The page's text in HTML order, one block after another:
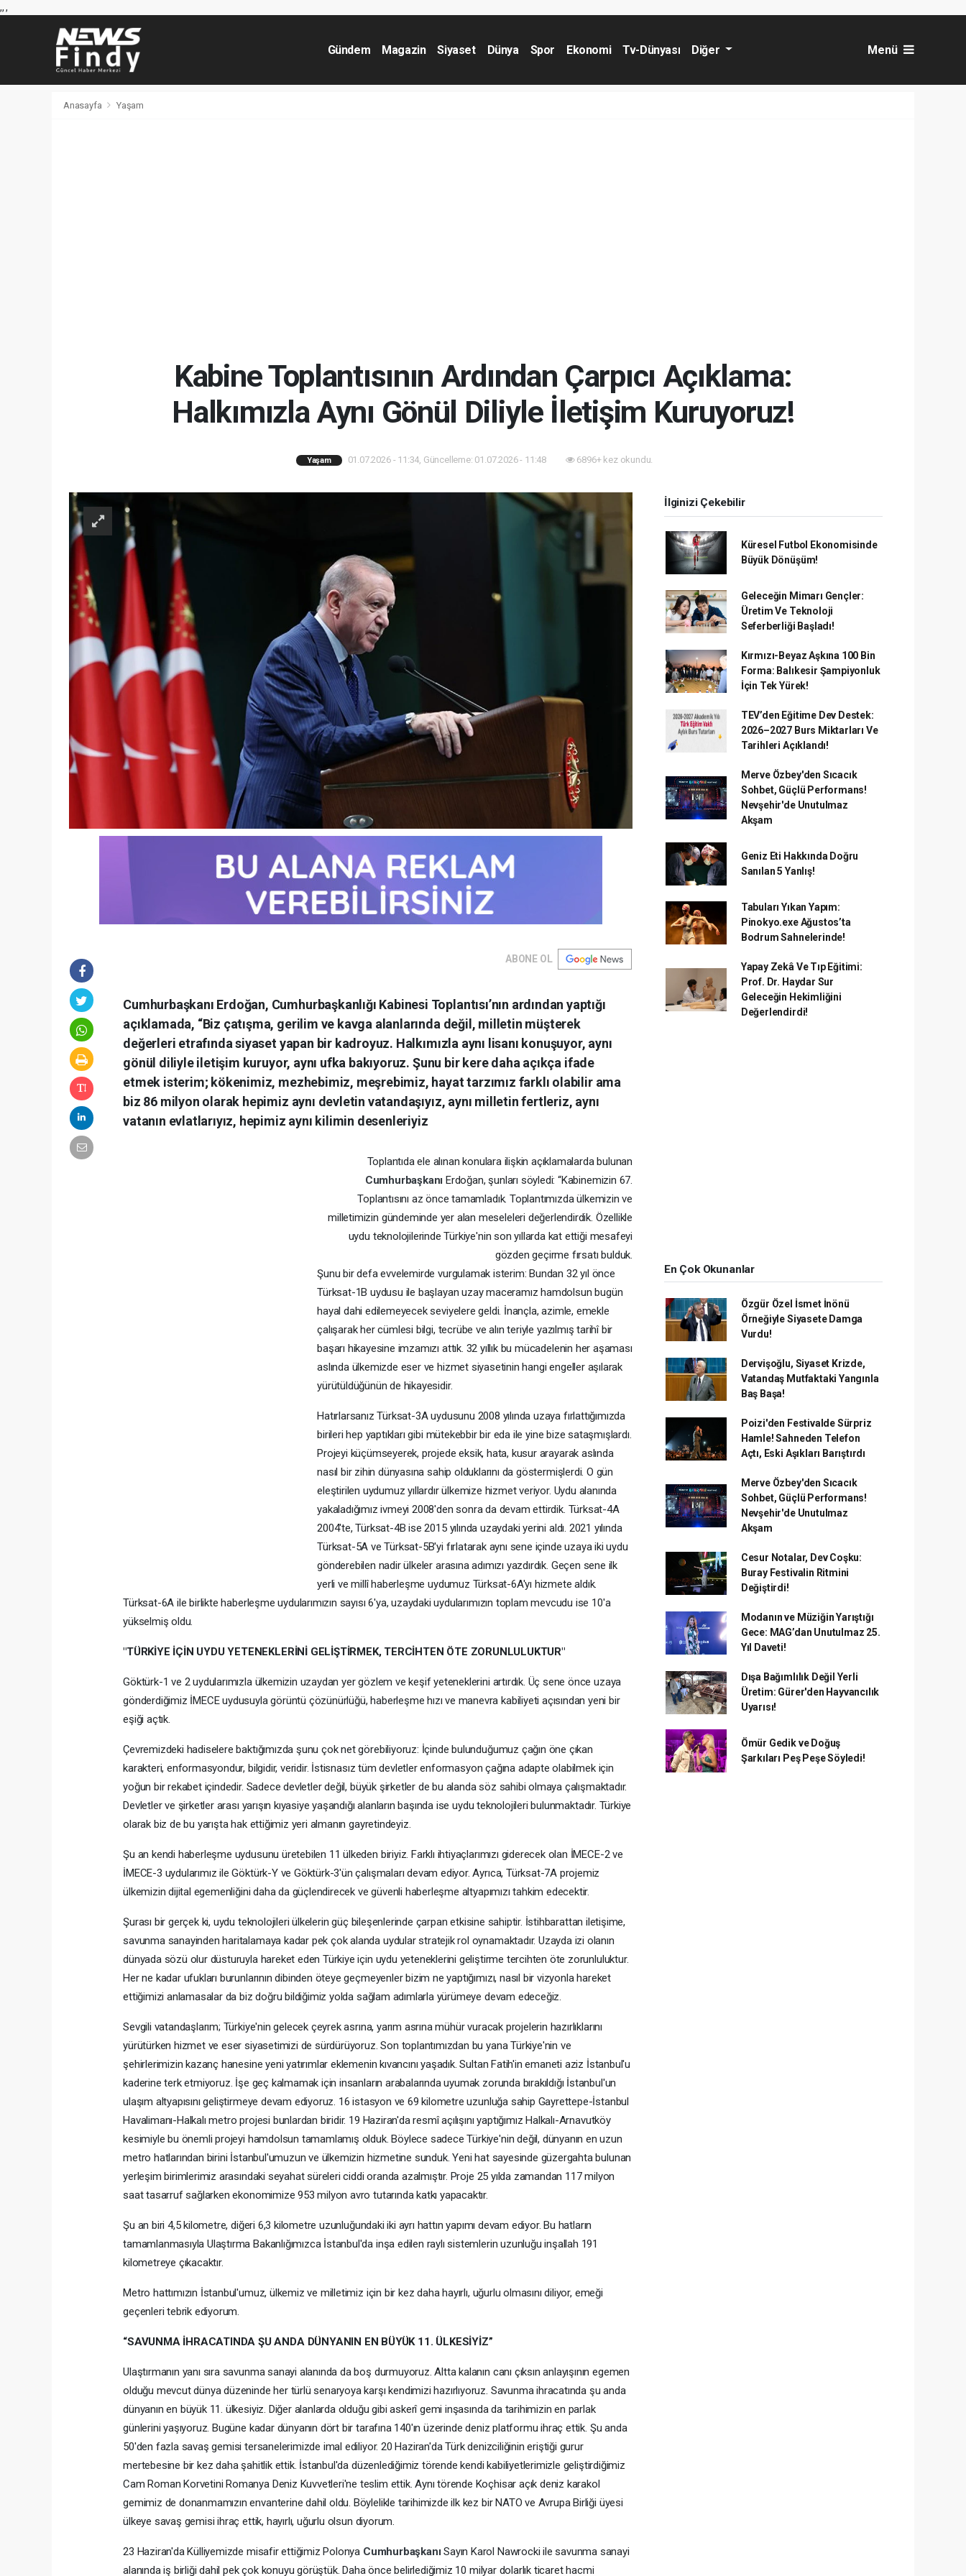
,,,
Gündem Magazin Siyaset Dünya Spor Ekonomi Tv-Dünyası Diğer Menü
Anasayfa Yaşam
Kabine Toplantısının Ardından Çarpıcı Açıklama:
Halkımızla Aynı Gönül Diliyle İletişim Kuruyoruz!
Yaşam 01.07.2026 - 11:34, Güncelleme: 01.07.2026 - 11:48 6896+ kez okundu.
ABONE OL
Cumhurbaşkanı Erdoğan, Cumhurbaşkanlığı Kabinesi Toplantısı’nın ardından yaptığı
açıklamada, “Biz çatışma, gerilim ve kavga alanlarında değil, milletin müşterek
değerleri etrafında siyaset yapan bir kadroyuz. Halkımızla aynı lisanı konuşuyor, aynı
gönül diliyle iletişim kuruyor, aynı ufka bakıyoruz. Şunu bir kere daha açıkça ifade
etmek isterim; kökenimiz, mezhebimiz, meşrebimiz, hayat tarzımız farklı olabilir ama
biz 86 milyon olarak hepimiz aynı devletin vatandaşıyız, aynı milletin fertleriz, aynı
vatanın evlatlarıyız, hepimiz aynı kilimin desenleriyiz
Toplantıda ele alınan konulara ilişkin açıklamalarda bulunan
CumhurbaşkanıErdoğan, şunları söyledi: “Kabinemizin 67.
Toplantısını az önce tamamladık. Toplantımızda ülkemizin ve
milletimizin gündeminde yer alan meseleleri değerlendirdik. Özellikle
uydu teknolojilerinde Türkiye'nin son yıllarda kat ettiği mesafeyi
gözden geçirme fırsatı bulduk.
Şunu bir defa evvelemirde vurgulamak isterim: Bundan 32 yıl önce
Türksat-1B uydusu ile başlayan uzay maceramız hamdolsun bugün
hayal dahi edilemeyecek seviyelere geldi. İnançla, azimle, emekle
çalışarak her cümlesi bilgi, tecrübe ve alın teriyle yazılmış tarihî bir
başarı hikayesine imzamızı attık. 32 yıllık bu mücadelenin her aşaması
aslında ülkemizde eser ve hizmet siyasetinin hangi engeller aşılarak
yürütüldüğünün de hikayesidir.
Hatırlarsanız Türksat-3A uydusunu 2008 yılında uzaya fırlattığımızda
birileri hep yaptıkları gibi mütekebbir bir eda ile yine bize sataşmışlardı.
Projeyi küçümseyerek, projede eksik, hata, kusur arayarak aslında
nasıl bir zihin dünyasına sahip olduklarını da göstermişlerdi. O gün
eleştirilen uydumuz yıllardır ülkemize hizmet veriyor. Uydu alanında
yakaladığımız ivmeyi 2008'den sonra da devam ettirdik. Türksat-4A
2004'te, Türksat-4B ise 2015 yılında uzaydaki yerini aldı. 2021 yılında
Türksat-5A ve Türksat-5B'yi fırlatarak aynı sene içinde uzaya iki uydu
gönderebilen nadir ülkeler arasına adımızı yazdırdık. Geçen sene ilk
yerli ve millî haberleşme uydumuz Türksat-6A'yı hizmete aldık.
Türksat-6A ile birlikte haberleşme uydularımızın sayısı 6'ya, uzaydaki uydularımızın toplam mevcudu ise 10'a
yükselmiş oldu.
"TÜRKİYE İÇİN UYDU YETENEKLERİNİ GELİŞTİRMEK, TERCİHTEN ÖTE ZORUNLULUKTUR"
Göktürk-1 ve 2 uydularımızla ülkemizin uzaydan yer gözlem ve keşif yeteneklerini artırdık. Üç sene önce uzaya
gönderdiğimiz İMECE uydusuyla görüntü çözünürlüğü, haberleşme hızı ve manevra kabiliyeti açısından yeni bir
eşiği açtık.
Çevremizdeki hadiselere baktığımızda şunu çok net görebiliyoruz: İçinde bulunduğumuz çağın öne çıkan
karakteri, enformasyondur, bilgidir, veridir. İstisnasız tüm devletler enformasyon çağına adapte olabilmek için
yoğun bir rekabet içindedir. Sadece devletler değil, büyük şirketler de bu alanda söz sahibi olmaya çalışmaktadır.
Devletler ve şirketler arası yarışın kıyasiye yaşandığı alanların başında ise uydu teknolojileri bulunmaktadır. Türkiye
olarak biz de bu yarışta hak ettiğimiz yeri almanın gayretindeyiz.
Şu an kendi haberleşme uydusunu üretebilen 11 ülkeden biriyiz. Farklı ihtiyaçlarımızı giderecek olan İMECE-2 ve
İMECE-3 uydularımız ile Göktürk-Y ve Göktürk-3'ün çalışmaları devam ediyor. Ayrıca, Türksat-7A projemiz
ülkemizin dijital egemenliğini daha da güçlendirecek ve güvenli haberleşme altyapımızı tahkim edecektir.
Şurası bir gerçek ki, uydu teknolojileri ülkelerin güç bileşenlerinde çarpan etkisine sahiptir. İstihbarattan iletişime,
savunma sanayinden haritalamaya kadar pek çok alanda uydular stratejik rol oynamaktadır. Uzayda izi olanın
dünyada sözü olur düsturuyla hareket eden Türkiye için uydu yeteneklerini geliştirme tercihten öte zorunluluktur.
Her ne kadar ufukları burunlarının dibinden öteye geçmeyenler bizim ne yaptığımızı, nasıl bir vizyonla hareket
ettiğimizi anlamasalar da biz doğru bildiğimiz yolda sağlam adımlarla yürümeye devam edeceğiz.
Sevgili vatandaşlarım; Türkiye'nin gelecek çeyrek asrına, yarım asrına mühür vuracak projelerin hazırlıklarını
yürütürken hizmet ve eser siyasetimizi de sürdürüyoruz. Son toplantımızdan bu yana Türkiye'nin ve
şehirlerimizin kazanç hanesine yeni yatırımlar eklemenin kıvancını yaşadık. Sultan Fatih'in emaneti aziz İstanbul'u
kaderine terk etmiyoruz. İşe geç kalmamak için insanların arabalarında uyumak zorunda bırakıldığı İstanbul'un
ulaşım altyapısını geliştirmeye devam ediyoruz. 16 istasyon ve 69 kilometre uzunluğa sahip Gayrettepe-İstanbul
Havalimanı-Halkalı metro projesi bunlardan biridir. 19 Haziran'da resmî açılışını yaptığımız Halkalı-Arnavutköy
kesimiyle bu önemli projeyi hamdolsun tamamlamış olduk. Böylece sadece Türkiye'nin değil, dünyanın en uzun
metro hatlarından birini İstanbul'umuzun ve ülkemizin hizmetine sunduk. Yeni hat sayesinde güzergahta bulunan
yerleşim birimlerimiz arasındaki seyahat süreleri ciddi oranda azalmıştır. Proje 25 yılda zamandan 117 milyon
saat tasarruf sağlarken ekonomimize 953 milyon avro tutarında katkı yapacaktır.
Şu an biri 4,5 kilometre, diğeri 6,3 kilometre uzunluğundaki iki ayrı hattın yapımı devam ediyor. Bu hatların
tamamlanmasıyla Ulaştırma Bakanlığımızca İstanbul'da inşa edilen raylı sistemlerin uzunluğu inşallah 191
kilometreye çıkacaktır.
Metro hattımızın İstanbul'umuz, ülkemiz ve milletimiz için bir kez daha hayırlı, uğurlu olmasını diliyor, emeği
geçenleri tebrik ediyorum.
“SAVUNMA İHRACATINDA ŞU ANDA DÜNYANIN EN BÜYÜK 11. ÜLKESİYİZ”
Ulaştırmanın yanı sıra savunma sanayi alanında da boş durmuyoruz. Altta kalanın canı çıksın anlayışının egemen
olduğu mevcut dünya düzeninde her türlü senaryoya karşı kendimizi hazırlıyoruz. Savunma ihracatında şu anda
dünyanın en büyük 11. ülkesiyiz. Diğer alanlarda olduğu gibi askerî gemi inşasında da tarihimizin en parlak
günlerini yaşıyoruz. Bugüne kadar dünyanın dört bir tarafına 140'ın üzerinde deniz platformu ihraç ettik. Şu anda
50'den fazla savaş gemisi tersanelerimizde imal ediliyor. 20 Haziran'da Türk denizciliğinin eriştiği gurur
mertebesine bir kez daha şahitlik ettik. İstanbul'da düzenlediğimiz törende kendi kabiliyetlerimizle geliştirdiğimiz
Cam Roman Korvetini Romanya Deniz Kuvvetleri'ne teslim ettik. Aynı törende Koçhisar açık deniz karakol
gemimiz de donanmamızın envanterine dahil oldu. Böylelikle tarihimizde ilk kez bir NATO ve Avrupa Birliği üyesi
ülkeye savaş gemisi ihraç ettik, hayırlı, uğurlu olsun diyorum.
23 Haziran'da Külliyemizde misafir ettiğimiz Polonya CumhurbaşkanıSayın Karol Nawrocki ile savunma sanayi
alanında iş birliği dahil pek çok konuyu görüştük. Daha önce belirlediğimiz 10 milyar dolarlık ticaret hacmi
İlginizi Çekebilir
Küresel Futbol Ekonomisinde
Büyük Dönüşüm!
Geleceğin Mimarı Gençler:
Üretim Ve Teknoloji
Seferberliği Başladı!
Kırmızı-Beyaz Aşkına 100 Bin
Forma: Balıkesir Şampiyonluk
İçin Tek Yürek!
TEV’den Eğitime Dev Destek:
2026–2027 Burs Miktarları Ve
Tarihleri Açıklandı!
Merve Özbey'den Sıcacık
Sohbet, Güçlü Performans!
Nevşehir'de Unutulmaz
Akşam
Geniz Eti Hakkında Doğru
Sanılan 5 Yanlış!
Tabuları Yıkan Yapım:
Pinokyo.exe Ağustos’ta
Bodrum Sahnelerinde!
Yapay Zekâ Ve Tıp Eğitimi:
Prof. Dr. Haydar Sur
Geleceğin Hekimliğini
Değerlendirdi!
En Çok Okunanlar
Özgür Özel İsmet İnönü
Örneğiyle Siyasete Damga
Vurdu!
Dervişoğlu, Siyaset Krizde,
Vatandaş Mutfaktaki Yangınla
Baş Başa!
Poizi'den Festivalde Sürpriz
Hamle! Sahneden Telefon
Açtı, Eski Aşıkları Barıştırdı
Merve Özbey'den Sıcacık
Sohbet, Güçlü Performans!
Nevşehir'de Unutulmaz
Akşam
Cesur Notalar, Dev Coşku:
Buray Festivalin Ritmini
Değiştirdi!
Modanın ve Müziğin Yarıştığı
Gece: MAG’dan Unutulmaz 25.
Yıl Daveti!
Dışa Bağımlılık Değil Yerli
Üretim: Gürer'den Hayvancılık
Uyarısı!
Ömür Gedik ve Doğuş
Şarkıları Peş Peşe Söyledi!